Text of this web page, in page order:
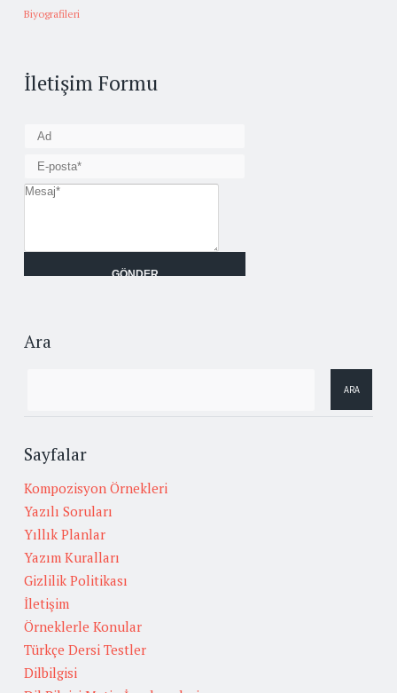
Biyografileri
İletişim Formu
Ara
Sayfalar
Kompozisyon Örnekleri
Yazılı Soruları
Yıllık Planlar
Yazım Kuralları
Gizlilik Politikası
İletişim
Örneklerle Konular
Türkçe Dersi Testler
Dilbilgisi